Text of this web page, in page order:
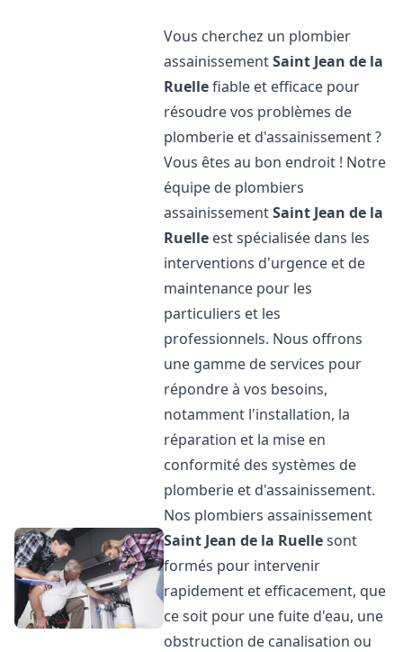
Vous cherchez un plombier
assainissementSaint Jean de la
Ruellefiable et efficace pour
résoudre vos problèmes de
plomberie et d'assainissement ?
Vous êtes au bon endroit ! Notre
équipe de plombiers
assainissementSaint Jean de la
Ruelle est spécialisée dans les
interventions d'urgence et de
maintenance pour les
particuliers et les
professionnels. Nous offrons
une gamme de services pour
répondre à vos besoins,
notamment l'installation, la
réparation et la mise en
conformité des systèmes de
plomberie et d'assainissement.
Nos plombiers assainissement
Saint Jean de la Ruellesont
formés pour intervenir
rapidement et efficacement, que
ce soit pour une fuite d'eau, une
obstruction de canalisation ou